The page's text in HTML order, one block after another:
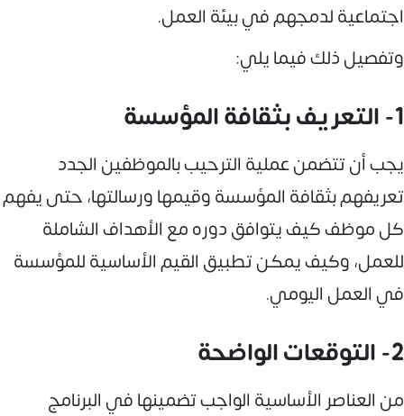
اجتماعية لدمجهم في بيئة العمل.
وتفصيل ذلك فيما يلي:
1- التعريف بثقافة المؤسسة
يجب أن تتضمن عملية الترحيب بالموظفين الجدد
تعريفهم بثقافة المؤسسة وقيمها ورسالتها، حتى يفهم
كل موظف كيف يتوافق دوره مع الأهداف الشاملة
للعمل، وكيف يمكن تطبيق القيم الأساسية للمؤسسة
في العمل اليومي.
2- التوقعات الواضحة
من العناصر الأساسية الواجب تضمينها في البرنامج